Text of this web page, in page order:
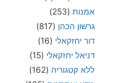
אמנות (253)
גרשון הכהן (817)
דור יחזקאלי (16)
דניאל יחזקאלי (15)
ללא קטגוריה (162)